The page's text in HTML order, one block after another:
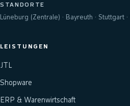
STANDORTE
Lüneburg (Zentrale) · Bayreuth · Stuttgart
LEISTUNGEN
JTL
Shopware
ERP & Warenwirtschaft